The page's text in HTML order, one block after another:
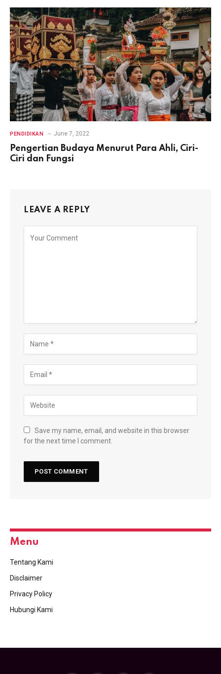
PENDIDIKAN June 7, 2022
Pengertian Budaya Menurut Para Ahli, Ciri-
Ciri dan Fungsi
LEAVE A REPLY
Save my name, email, and website in this browser
for the next time I comment.
Menu
Tentang Kami
Disclaimer
Privacy Policy
Hubungi Kami